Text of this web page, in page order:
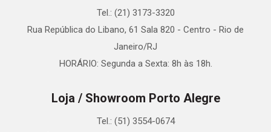
Tel.: (21) 3173-3320
Rua República do Libano, 61 Sala 820 - Centro - Rio de
Janeiro/RJ
HORÁRIO: Segunda a Sexta: 8h às 18h.
Loja / Showroom Porto Alegre
Tel.: (51) 3554-0674